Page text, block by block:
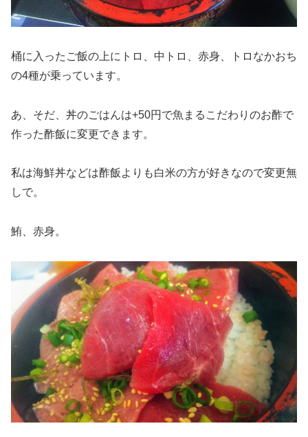
桶に入ったご飯の上にトロ、中トロ、赤身、トロなかおち
の4種が乗っています。
あ、そだ、丼のごはんは+50円で魚まるこだわりのお酢で
作った酢飯に変更できます。
私は海鮮丼などは酢飯よりも白米の方が好きなので変更無
しで。
鮪、赤身。